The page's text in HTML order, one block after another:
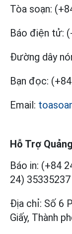
Tòa soạn:
Báo điện tử:
Đường dây
Bạn đọc:
Email:
Hỗ Trợ
Báo in: (+84
24) 35335237
Địa chỉ: Số 6
Giấy, Thành